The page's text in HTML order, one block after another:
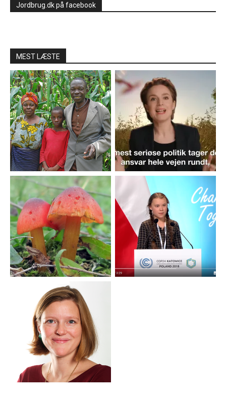
Jordbrug.dk på facebook
MEST LÆSTE